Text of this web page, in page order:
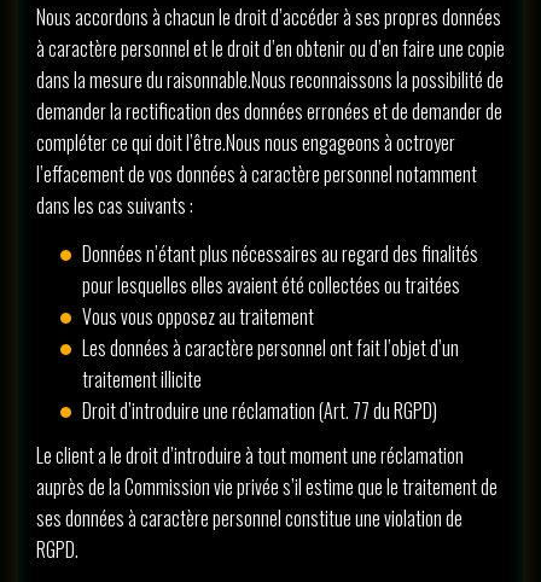
Nous accordons à chacun le droit d’accéder à ses propres données
à caractère personnel et le droit d’en obtenir ou d’en faire une copie
dans la mesure du raisonnable.Nous reconnaissons la possibilité de
demander la rectification des données erronées et de demander de
compléter ce qui doit l’être.Nous nous engageons à octroyer
l’effacement de vos données à caractère personnel notamment
dans les cas suivants :
Données n’étant plus nécessaires au regard des finalités
pour lesquelles elles avaient été collectées ou traitées
Vous vous opposez au traitement
Les données à caractère personnel ont fait l’objet d’un
traitement illicite
Droit d’introduire une réclamation (Art. 77 du RGPD)
Le client a le droit d’introduire à tout moment une réclamation
auprès de la Commission vie privée s’il estime que le traitement de
ses données à caractère personnel constitue une violation de
RGPD.